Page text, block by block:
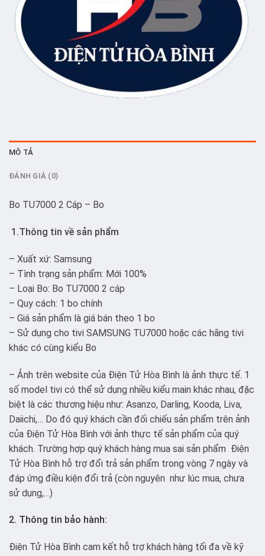
MÔ TẢ
ĐÁNH GIÁ (0)
Bo TU7000 2 Cáp – Bo
1.Thông tin về sản phẩm
– Xuất xứ: Samsung
– Tình trạng sản phẩm: Mới 100%
– Loại Bo: Bo TU7000 2 cáp
– Quy cách: 1 bo chính
– Giá sản phẩm là giá bán theo 1 bo
– Sử dụng cho tivi SAMSUNG TU7000 hoặc các hãng tivi
khác có cùng kiểu Bo
– Ảnh trên website của Điện Tử Hòa Bình là ảnh thực tế. 1
số model tivi có thể sử dụng nhiều kiểu main khác nhau, đặc
biệt là các thương hiệu như: Asanzo, Darling, Kooda, Liva,
Daiichi,… Do đó quý khách cần đối chiếu sản phẩm trên ảnh
của Điện Tử Hòa Bình với ảnh thực tế sản phẩm của quý
khách. Trường hợp quý khách hàng mua sai sản phẩm Điện
Tử Hòa Bình hỗ trợ đổi trả sản phẩm trong vòng 7 ngày và
đáp ứng điều kiện đổi trả (còn nguyên như lúc mua, chưa
sử dụng,…)
2. Thông tin bảo hành:
Điện Tử Hòa Bình cam kết hỗ trợ khách hàng tối đa về kỹ